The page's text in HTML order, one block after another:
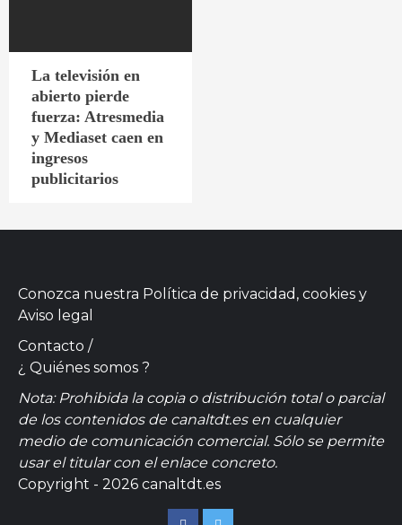
La televisión en
abierto pierde
fuerza: Atresmedia
y Mediaset caen en
ingresos
publicitarios
Conozca nuestra Política de privacidad, cookies y
Aviso legal
Contacto /
¿ Quiénes somos ?
Nota: Prohibida la copia o distribución total o parcial
de los contenidos de canaltdt.es en cualquier
medio de comunicación comercial. Sólo se permite
usar el titular con el enlace concreto.
Copyright - 2026 canaltdt.es